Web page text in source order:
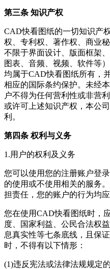
第三条 知识产权
CAD快看图纸的一切知识产
权、专利权、著作权、商业
不限于界面设计、版面框架
图表、音频、视频、软件等
均属于CAD快看图纸所有，
相应的国际条约保护。未经
户不得为任何营利性或非营
或许可上述知识产权，本公
利。
第四条 权利与义务
1.用户的权利及义务
您可以使用您的注册账户登录
的使用或不使用相关的服务
担责任，您的账户的行为均
您在使用CAD快看图纸时，
度、国家利益、公民合法权
息真实性等七条底线，且保
时，不得有以下情形：
(1)违反宪法或法律法规规定